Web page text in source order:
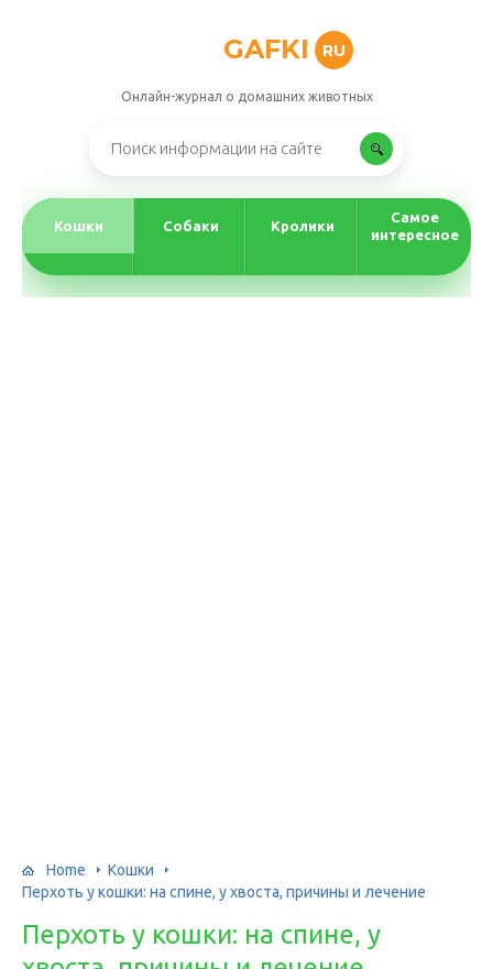
GAFKI RU
Онлайн-журнал о домашних животных
Кошки Собаки Кролики
Самое
интересное
Home
Кошки
Перхоть у кошки: на спине, у хвоста, причины и лечение
Перхоть у кошки: на спине, у